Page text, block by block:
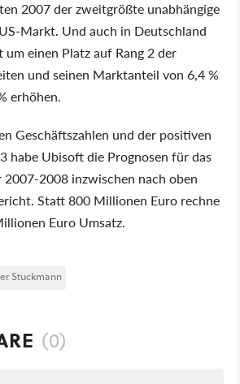
2007 der zweitgrößte unabhängige
Markt. Und auch in Deutschland
einen Platz auf Rang 2 der
und seinen Marktanteil von 6,4 %
erhöhen.
Geschäftszahlen und der positiven
habe Ubisoft die Prognosen für das
2007-2008 inzwischen nach oben
Statt 800 Millionen Euro rechne
Euro Umsatz.
Stuckmann
(0)